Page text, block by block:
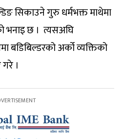
सिकाउने गुरु धर्मभक्त माथेमा
भनाइ छ । त्यसअघि
बडिबिल्डरको अर्को व्यक्तिको
।